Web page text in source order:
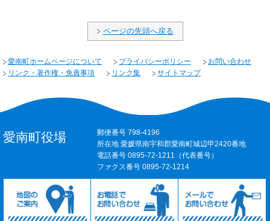
ページの先頭へ戻る
愛南町ホームページについて プライバシーポリシー
お問い合わせ
リンク・著作権・免責事項
リンク集 サイトマップ
愛南町役場
郵便番号 798-4196
所在地 愛媛県南宇和郡愛南町城辺甲2420番地
電話番号 0895-72-1211（代表番号）
ファクス番号 0895-72-1214